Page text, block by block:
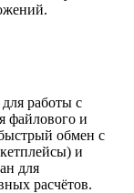
работы с
файлового и
обмен с
и
для
расчётов.